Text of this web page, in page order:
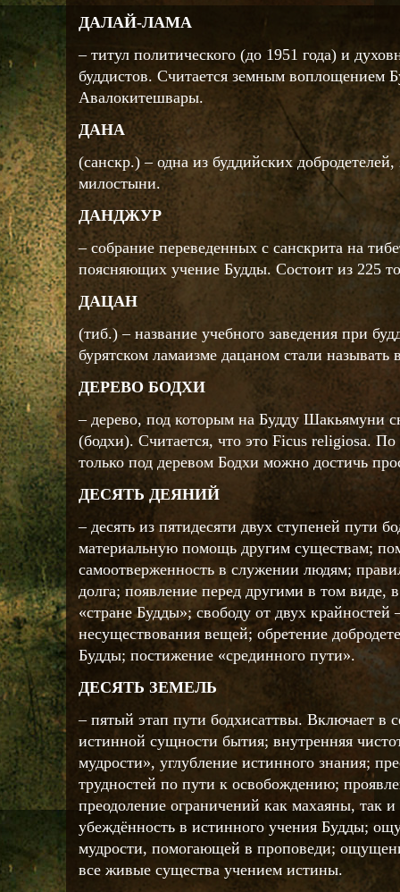
ДАЛАЙ-ЛАМА
– титул политического (до 1951 года) и
буддистов. Считается земным воплощением
Авалокитешвары.
ДАНА
(санскр.) – одна из буддийских
милостыни.
ДАНДЖУР
– собрание переведенных с санскрита на
поясняющих учение Будды. Состоит из 225
ДАЦАН
(тиб.) – название учебного заведения при
бурятском ламаизме дацаном стали называть
ДЕРЕВО БОДХИ
– дерево, под которым на Будду Шакьямуни
(бодхи). Считается, что это Ficus religiosa.
только под деревом Бодхи можно достичь
ДЕСЯТЬ ДЕЯНИЙ
– десять из пятидесяти двух ступеней пути
материальную помощь другим существам;
самоотверженность в служении людям;
долга; появление перед другими в том виде,
«стране Будды»; свободу от двух
несуществования вещей; обретение
Будды; постижение «срединного пути».
ДЕСЯТЬ ЗЕМЕЛЬ
– пятый этап пути бодхисаттвы. Включает в
истинной сущности бытия; внутренняя
мудрости», углубление истинного знания;
трудностей по пути к освобождению;
преодоление ограничений как махаяны, так
убеждённость в истинного учения Будды;
мудрости, помогающей в проповеди;
все живые существа учением истины.